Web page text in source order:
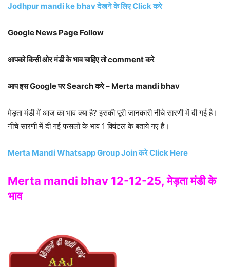
Jodhpur mandi ke bhav देखने के लिए Click करे
Google News Page Follow
आपको किसी ओर मंडी के भाव चाहिए तो comment करे
आप इस Google पर Search करे – Merta mandi bhav
मेड़ता मंडी में आज का भाव क्या है? इसकी पूरी जानकारी नीचे सारणी में दी गई है।
नीचे सारणी में दी गई फसलों के भाव 1 क्विंटल के बताये गए है।
Merta Mandi Whatsapp Group Join करे Click Here
Merta mandi bhav 12-12-25, मेड़ता मंडी के
भाव